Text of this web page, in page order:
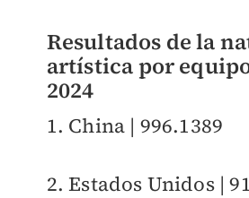
Resultados de la
artística por
2024
1. China | 996.1389
2. Estados Unidos |